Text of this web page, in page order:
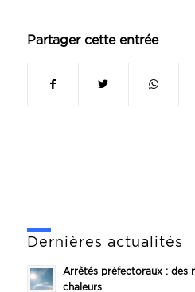
Partager cette entrée
Dernières actualités
Arrêtés préfectoraux : des
chaleurs